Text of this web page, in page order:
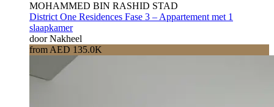
MOHAMMED BIN RASHID STAD
District One Residences Fase 3 – Appartement met 1
slaapkamer
door Nakheel
from AED 135.0K